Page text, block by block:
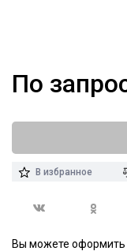
По
В избранное
Вы можете оформить